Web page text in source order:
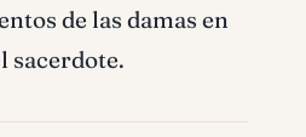
de las damas en
sacerdote.